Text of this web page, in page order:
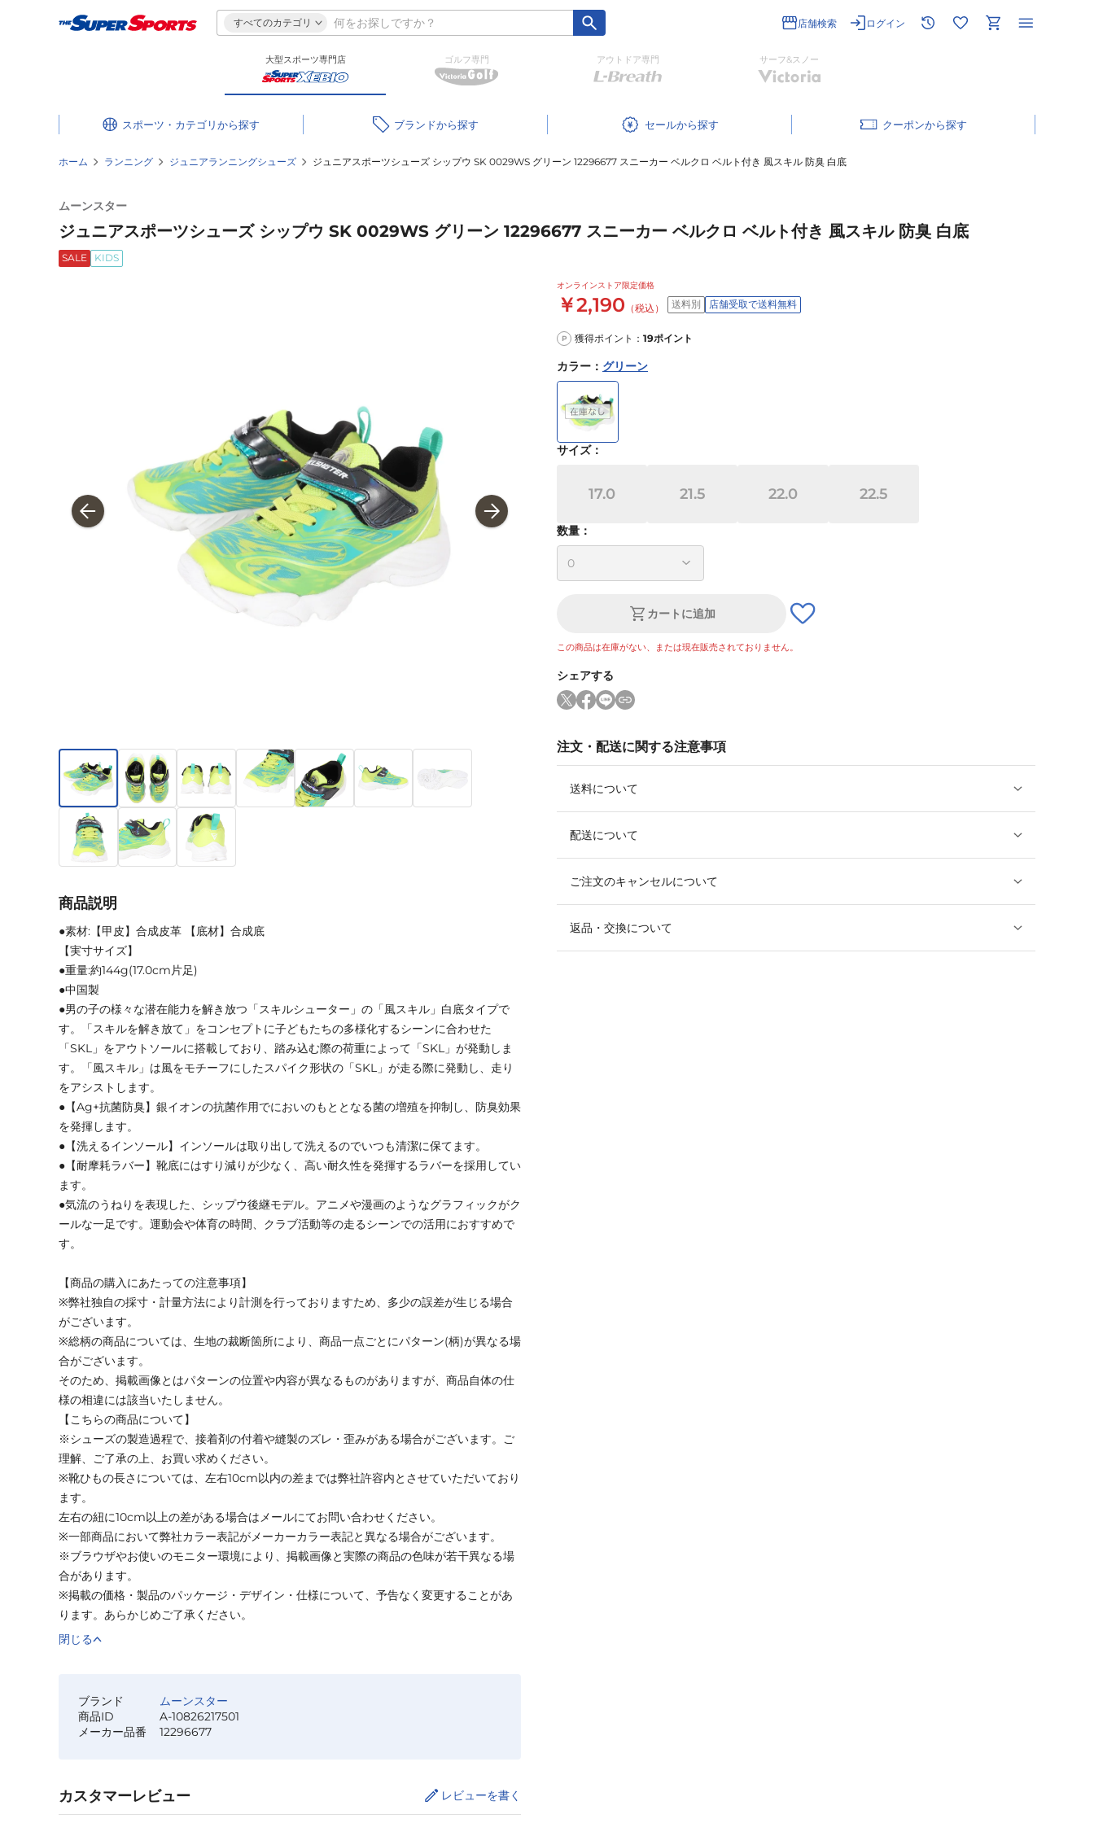
すべてのカテゴリ 店舗検索 ログイン
大型スポーツ専門店 ゴルフ専門 アウトドア専門 サーフ&スノー
スポーツ・カテゴリ ブランド セール クーポン
ホーム ランニング ジュニアランニングシューズ ジュニアスポーツシューズ シップウ SK 0029WS グリーン 12296677 スニーカー ベルクロ ベルト付き 風スキル 防臭 白底
ムーンスター
ジュニアスポーツシューズ シップウ SK 0029WS グリーン 12296677 スニーカー ベルクロ ベルト付き 風スキル 防臭 白底
SALE KIDS
オンラインストア限定価格
￥2,190 （税込） 送料別 店舗受取で送料無料
P 獲得ポイント： 19ポイント
カラー ： グリーン
サイズ：
17.0 21.5 22.0 22.5
数量：
カートに追加
この商品は在庫がない、または現在販売されておりません。
シェアする
注文・配送に関する注意事項
送料について
配送について
ご注文のキャンセルについて
返品・交換について
商品説明
●素材:【甲皮】合成皮革 【底材】合成底
【実寸サイズ】
●重量:約144g(17.0cm片足)
●中国製
●男の子の様々な潜在能力を解き放つ「スキルシューター」の「風スキル」白底タイプで
す。「スキルを解き放て」をコンセプトに子どもたちの多様化するシーンに合わせた
「SKL」をアウトソールに搭載しており、踏み込む際の荷重によって「SKL」が発動しま
す。「風スキル」は風をモチーフにしたスパイク形状の「SKL」が走る際に発動し、走り
をアシストします。
●【Ag+抗菌防臭】銀イオンの抗菌作用でにおいのもととなる菌の増殖を抑制し、防臭効果
を発揮します。
●【洗えるインソール】インソールは取り出して洗えるのでいつも清潔に保てます。
●【耐摩耗ラバー】靴底にはすり減りが少なく、高い耐久性を発揮するラバーを採用してい
ます。
●気流のうねりを表現した、シップウ後継モデル。アニメや漫画のようなグラフィックがク
ールな一足です。運動会や体育の時間、クラブ活動等の走るシーンでの活用におすすめで
す。
【商品の購入にあたっての注意事項】
※弊社独自の採寸・計量方法により計測を行っておりますため、多少の誤差が生じる場合
がございます。
※総柄の商品については、生地の裁断箇所により、商品一点ごとにパターン(柄)が異なる場
合がございます。
そのため、掲載画像とはパターンの位置や内容が異なるものがありますが、商品自体の仕
様の相違には該当いたしません。
【こちらの商品について】
※シューズの製造過程で、接着剤の付着や縫製のズレ・歪みがある場合がございます。ご
理解、ご了承の上、お買い求めください。
※靴ひもの長さについては、左右10cm以内の差までは弊社許容内とさせていただいており
ます。
左右の紐に10cm以上の差がある場合はメールにてお問い合わせください。
※一部商品において弊社カラー表記がメーカーカラー表記と異なる場合がございます。
※ブラウザやお使いのモニター環境により、掲載画像と実際の商品の色味が若干異なる場
合があります。
※掲載の価格・製品のパッケージ・デザイン・仕様について、予告なく変更することがあ
ります。あらかじめご了承ください。
閉じる
ブランド
ムーンスター
商品ID
A-10826217501
メーカー品番
12296677
カスタマーレビュー レビューを書く